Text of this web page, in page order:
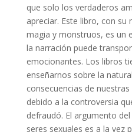
que solo los verdaderos
apreciar. Este libro, con
magia y monstruos, es un
la narración puede
emocionantes. Los libros
enseñarnos sobre la
consecuencias de
debido a la controversia
defraudó. El argumento
seres sexuales es a la vez